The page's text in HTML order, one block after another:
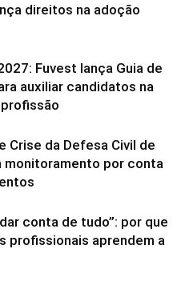
direitos na adoção
Fuvest lança Guia de
auxiliar candidatos na
Crise da Defesa Civil de
monitoramento por conta
conta de tudo”: por que
profissionais aprendem a